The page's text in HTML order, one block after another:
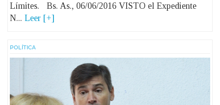
Límites. Bs. As., 06/06/2016 VISTO el Expediente
N... Leer [+]
POLÍ­TICA